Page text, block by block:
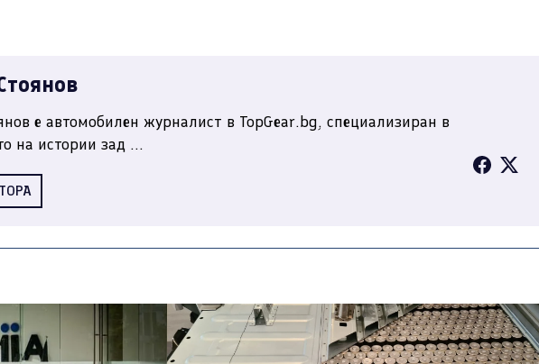
е автомобилен журналист в TopGear.bg, специализиран в
на истории зад ...